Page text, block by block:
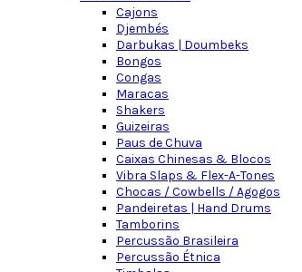
Cajons
Djembés
Darbukas | Doumbeks
Bongos
Congas
Maracas
Shakers
Guizeiras
Paus de Chuva
Caixas Chinesas & Blocos
Vibra Slaps & Flex-A-Tones
Chocas / Cowbells / Agogos
Pandeiretas | Hand Drums
Tamborins
Percussão Brasileira
Percussão Étnica